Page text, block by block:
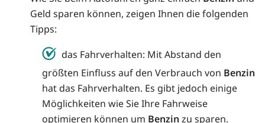
Geld sparen können, zeigen Ihnen die folgenden
Tipps:
das Fahrverhalten: Mit Abstand den
größten Einfluss auf den Verbrauch von Benzin
hat das Fahrverhalten. Es gibt jedoch einige
Möglichkeiten wie Sie Ihre Fahrweise
optimieren können um Benzin zu sparen.